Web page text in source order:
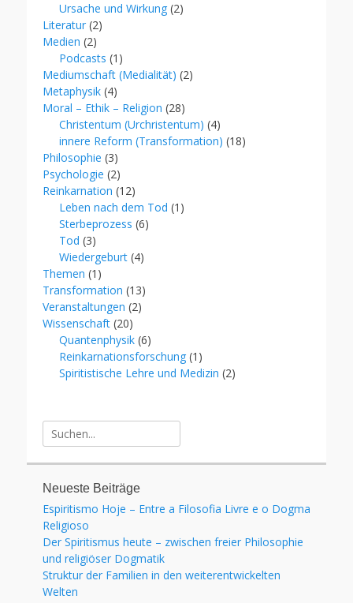
Ursache und Wirkung (2)
Literatur (2)
Medien (2)
Podcasts (1)
Mediumschaft (Medialität) (2)
Metaphysik (4)
Moral – Ethik – Religion (28)
Christentum (Urchristentum) (4)
innere Reform (Transformation) (18)
Philosophie (3)
Psychologie (2)
Reinkarnation (12)
Leben nach dem Tod (1)
Sterbeprozess (6)
Tod (3)
Wiedergeburt (4)
Themen (1)
Transformation (13)
Veranstaltungen (2)
Wissenschaft (20)
Quantenphysik (6)
Reinkarnationsforschung (1)
Spiritistische Lehre und Medizin (2)
Suche
für:
Neueste Beiträge
Espiritismo Hoje – Entre a Filosofia Livre e o Dogma
Religioso
Der Spiritismus heute – zwischen freier Philosophie
und religiöser Dogmatik
Struktur der Familien in den weiterentwickelten
Welten